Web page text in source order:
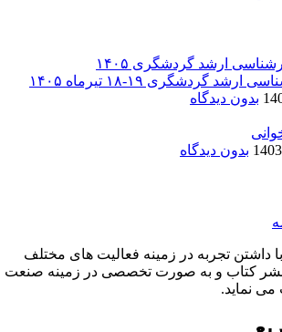
گردشگری ۱۹-۱۸ تیرماه ۱۴۰۵
بدون دیدگاه
بدون دیدگاه
داشتن تجربه در زمینه فعالیت های مختلف
کتاب و به صورت تخصصی در زمینه صنعت
نماید.